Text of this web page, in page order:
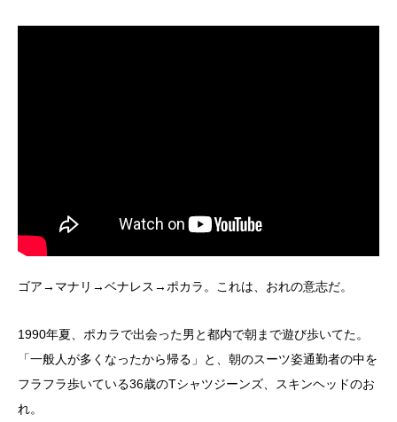
ゴア→マナリ→ベナレス→ポカラ。これは、おれの意志だ。
1990年夏、ポカラで出会った男と都内で朝まで遊び歩いてた。
「一般人が多くなったから帰る」と、朝のスーツ姿通勤者の中を
フラフラ歩いている36歳のTシャツジーンズ、スキンヘッドのお
れ。